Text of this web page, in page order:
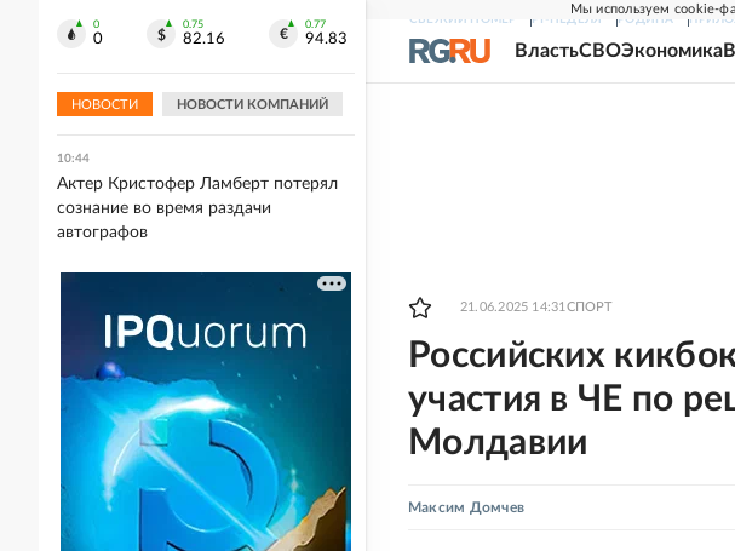
Мы используем cookie-
СВЕЖИЙ НОМЕР РГ-НЕДЕЛЯ РОДИНА
ВластьСВОЭкономика
21.06.2025 14:31 СПОРТ
Российских
участия в ЧЕ по
Молдавии
Максим Домчев
0
0
0.75
82.16
0.77
94.83
НОВОСТИ НОВОСТИ КОМПАНИЙ
10:45
Белгород
10:44
Актер Кристофер Ламберт потерял
сознание во время раздачи
автографов